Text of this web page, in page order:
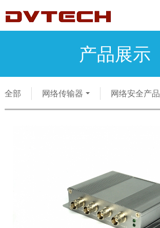
产品展示
全部 网络传输器 网络安全产品